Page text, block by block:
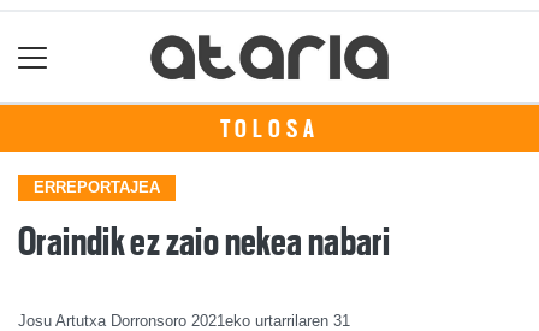
TOLOSA
ERREPORTAJEA
Oraindik ez zaio nekea nabari
Josu Artutxa Dorronsoro 2021eko urtarrilaren 31